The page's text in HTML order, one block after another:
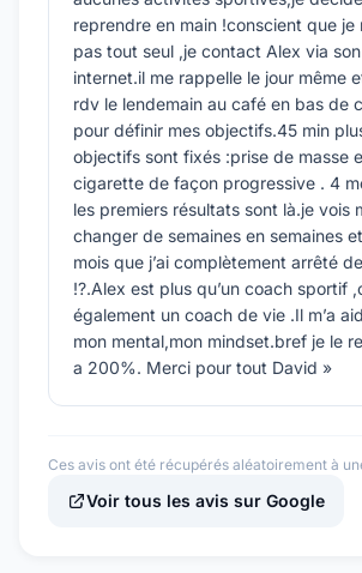
reprendre en main !conscient que je
pas tout seul ,je contact Alex via
internet.il me rappelle le jour même
rdv le lendemain au café en bas de
pour définir mes objectifs.45 min
objectifs sont fixés :prise de masse
cigarette de façon progressive . 4
les premiers résultats sont là.je vois
changer de semaines en semaines
mois que j’ai complètement arrêté
!?.Alex est plus qu’un coach sportif
également un coach de vie .Il m’a
mon mental,mon mindset.bref je le
a 200%. Merci pour tout David »
Ces avis ont été récupérés aléatoirement à
Voir tous les avis sur Google